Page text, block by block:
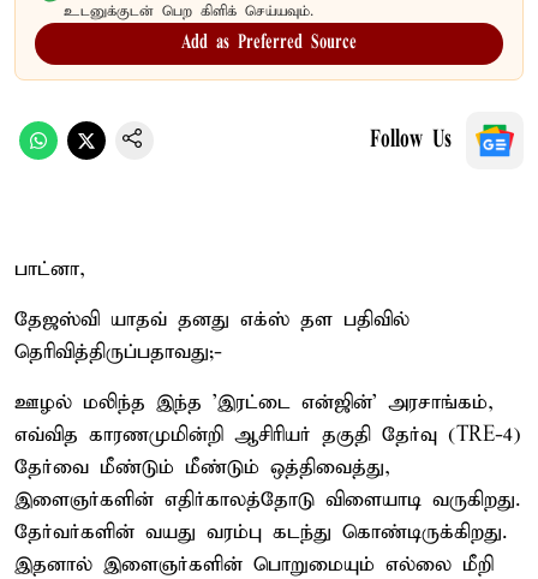
உடனுக்குடன் பெற கிளிக் செய்யவும்.
Add as Preferred Source
Follow Us
பாட்னா,
தேஜஸ்வி யாதவ் தனது எக்ஸ் தள பதிவில்
தெரிவித்திருப்பதாவது;-
ஊழல் மலிந்த இந்த 'இரட்டை என்ஜின்' அரசாங்கம்,
எவ்வித காரணமுமின்றி ஆசிரியர் தகுதி தேர்வு (TRE-4)
தேர்வை மீண்டும் மீண்டும் ஒத்திவைத்து,
இளைஞர்களின் எதிர்காலத்தோடு விளையாடி வருகிறது.
தேர்வர்களின் வயது வரம்பு கடந்து கொண்டிருக்கிறது.
இதனால் இளைஞர்களின் பொறுமையும் எல்லை மீறி